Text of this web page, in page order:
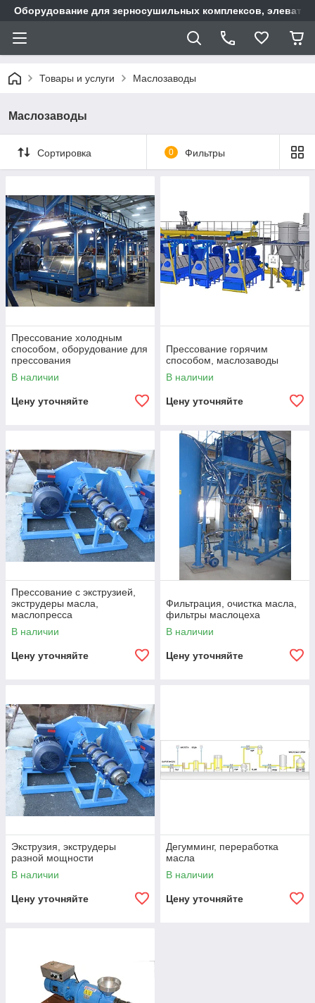
Оборудование для зерносушильных комплексов,
Товары и услуги Маслозаводы
Маслозаводы
Сортировка 0 Фильтры
Прессование холодным
способом, оборудование для
прессования
В наличии
Цену уточняйте
Прессование горячим
способом, маслозаводы
В наличии
Цену уточняйте
Прессование с экструзией,
экструдеры масла,
маслопресса
В наличии
Цену уточняйте
Фильтрация, очистка масла,
фильтры маслоцеха
В наличии
Цену уточняйте
Экструзия, экструдеры
разной мощности
В наличии
Цену уточняйте
Дегумминг, переработка
масла
В наличии
Цену уточняйте